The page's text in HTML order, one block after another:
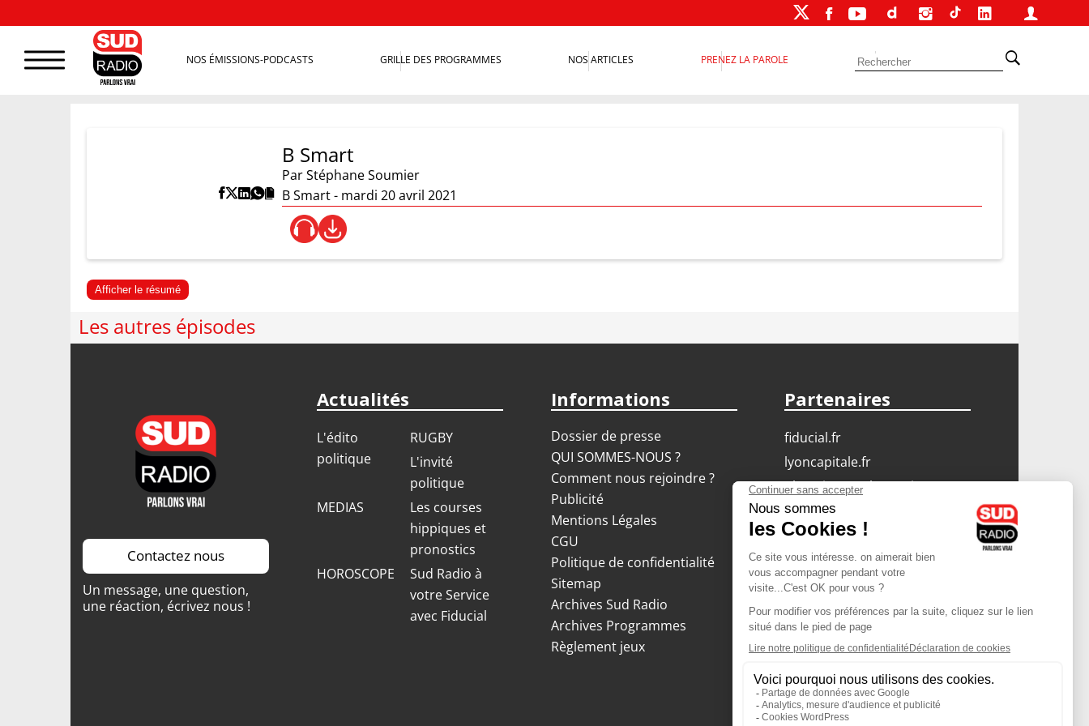
NOS ÉMISSIONS-PODCASTS GRILLE DES PROGRAMMES NOS ARTICLES PRENEZ LA PAROLE
B Smart
ParStéphane Soumier
B Smart - mardi 20 avril 2021
Afficher le résumé
Les autres épisodes
Contactez nous
Un message, une question,
une réaction, écrivez nous !
Actualités
L'édito
politique
RUGBY
L'invité
politique
MEDIAS
Les courses
hippiques et
pronostics
HOROSCOPE
Sud Radio à
votre Service
avec Fiducial
Informations
Dossier de presse
QUI SOMMES-NOUS ?
Comment nous rejoindre ?
Publicité
Mentions Légales
CGU
Politique de confidentialité
Sitemap
Archives Sud Radio
Archives Programmes
Règlement jeux
Partenaires
fiducial.fr
lyoncapitale.fr
olympique-et-lyonnais.com
L'application Iphone
/ Android
Téléchargez l'application
Les cookies
Gestion des cookies